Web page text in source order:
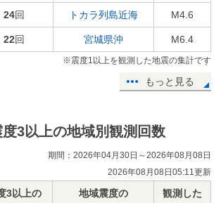
24回 トカラ列島近海 M4.6
22回 宮城県沖 M6.4
※震度1以上を観測した地震の集計です
もっと見る
度3以上の地域別観測回数
期間：2026年04月30日～2026年08月08日
2026年08月08日05:11更新
3以上の
地域震度の
観測した